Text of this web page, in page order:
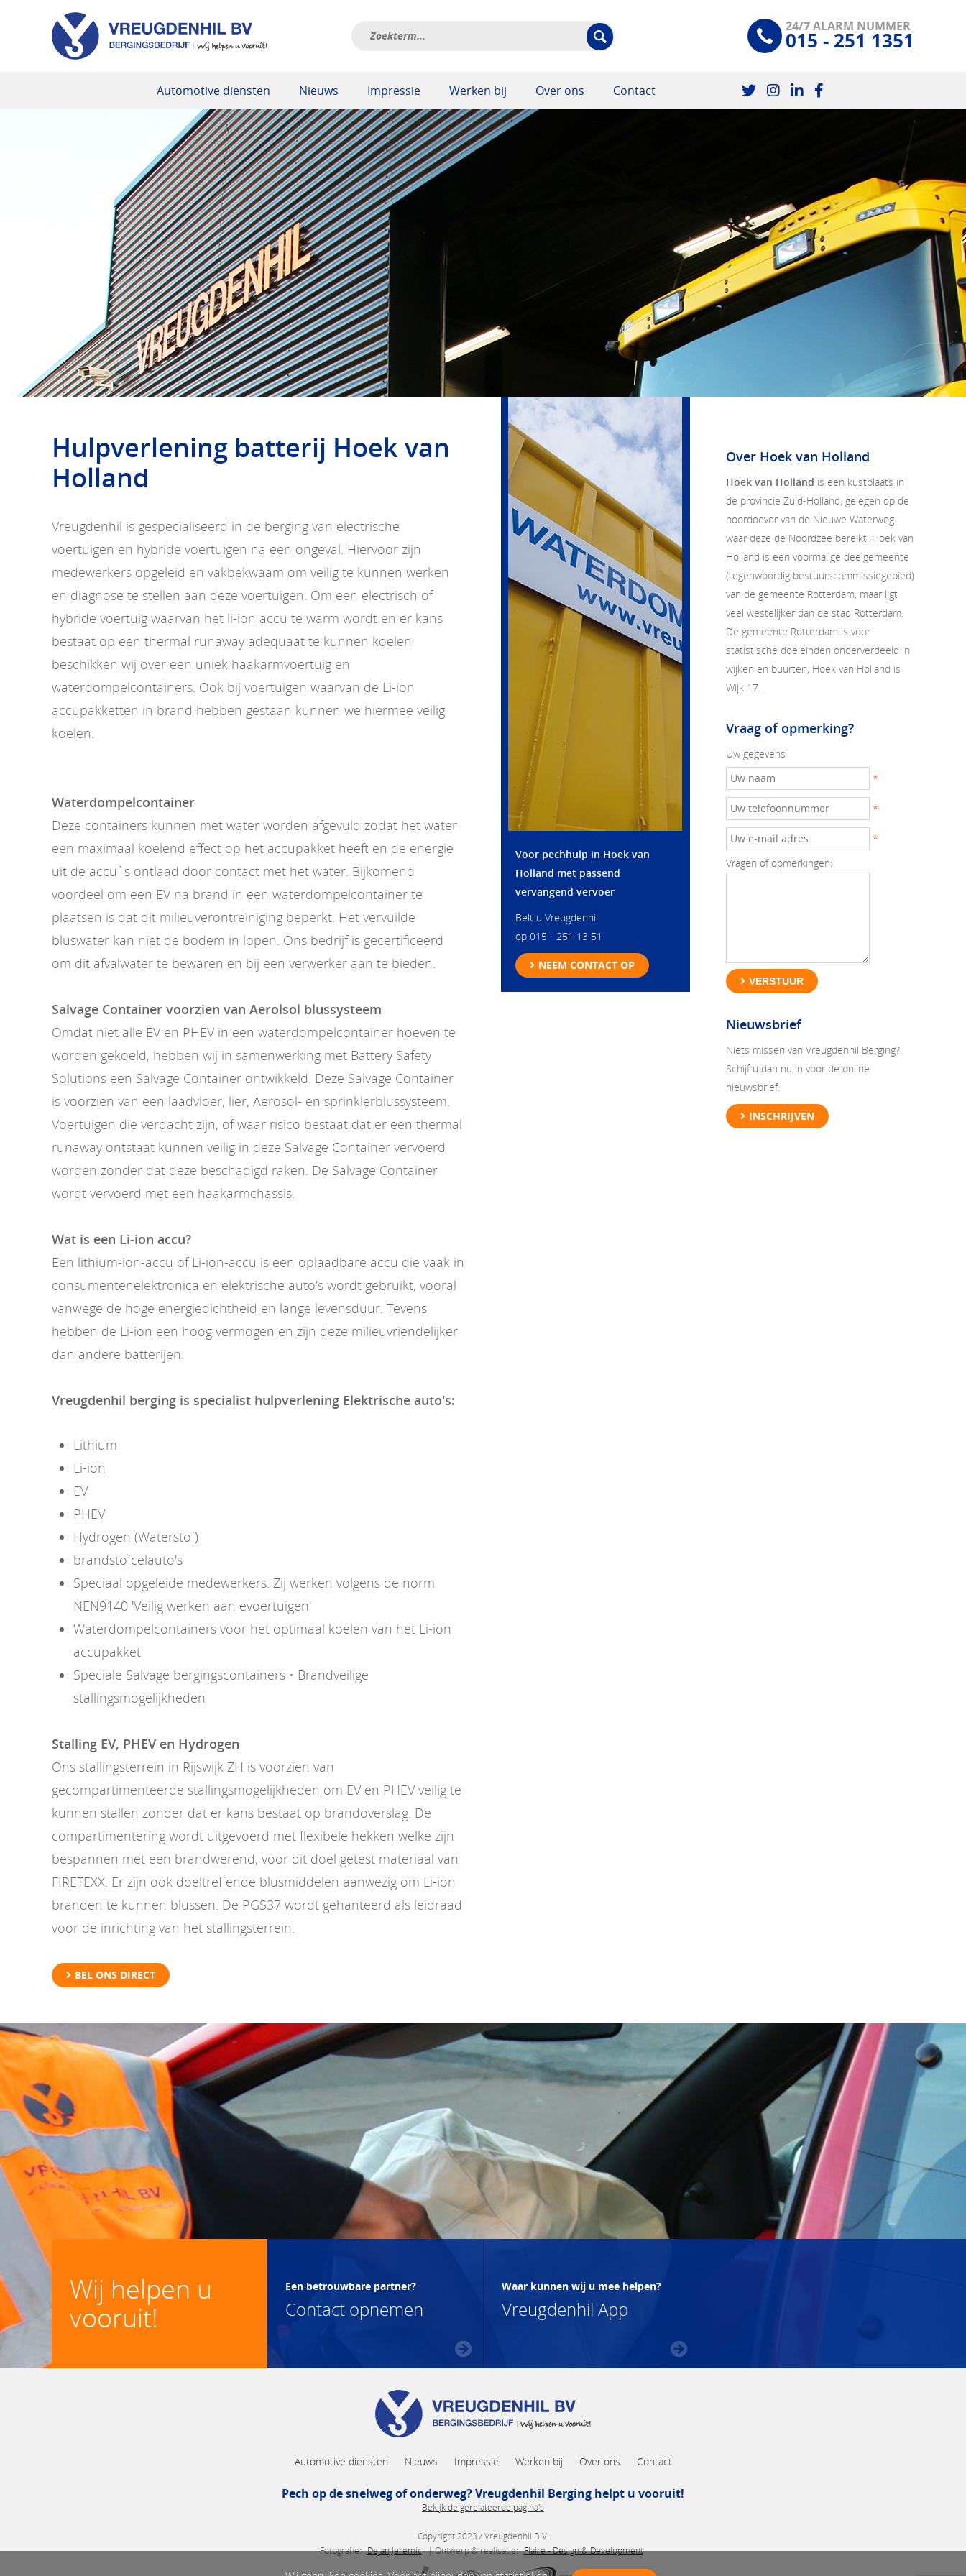
24/7 ALARM NUMMER
015 - 251 1351
Automotive diensten Nieuws Impressie Werken bij Over ons Contact
Hulpverlening batterij Hoek van
Holland
Vreugdenhil is gespecialiseerd in de berging van electrische
voertuigen en hybride voertuigen na een ongeval. Hiervoor zijn
medewerkers opgeleid en vakbekwaam om veilig te kunnen werken
en diagnose te stellen aan deze voertuigen. Om een electrisch of
hybride voertuig waarvan het li-ion accu te warm wordt en er kans
bestaat op een thermal runaway adequaat te kunnen koelen
beschikken wij over een uniek haakarmvoertuig en
waterdompelcontainers. Ook bij voertuigen waarvan de Li-ion
accupakketten in brand hebben gestaan kunnen we hiermee veilig
koelen.
Waterdompelcontainer
Deze containers kunnen met water worden afgevuld zodat het water
een maximaal koelend effect op het accupakket heeft en de energie
uit de accu`s ontlaad door contact met het water. Bijkomend
voordeel om een EV na brand in een waterdompelcontainer te
plaatsen is dat dit milieuverontreiniging beperkt. Het vervuilde
bluswater kan niet de bodem in lopen. Ons bedrijf is gecertificeerd
om dit afvalwater te bewaren en bij een verwerker aan te bieden.
Salvage Container voorzien van Aerolsol blussysteem
Omdat niet alle EV en PHEV in een waterdompelcontainer hoeven te
worden gekoeld, hebben wij in samenwerking met Battery Safety
Solutions een Salvage Container ontwikkeld. Deze Salvage Container
is voorzien van een laadvloer, lier, Aerosol- en sprinklerblussysteem.
Voertuigen die verdacht zijn, of waar risico bestaat dat er een thermal
runaway ontstaat kunnen veilig in deze Salvage Container vervoerd
worden zonder dat deze beschadigd raken. De Salvage Container
wordt vervoerd met een haakarmchassis.
Wat is een Li-ion accu?
Een lithium-ion-accu of Li-ion-accu is een oplaadbare accu die vaak in
consumentenelektronica en elektrische auto's wordt gebruikt, vooral
vanwege de hoge energiedichtheid en lange levensduur. Tevens
hebben de Li-ion een hoog vermogen en zijn deze milieuvriendelijker
dan andere batterijen.
Vreugdenhil berging is specialist hulpverlening Elektrische auto's:
Lithium
Li-ion
EV
PHEV
Hydrogen (Waterstof)
brandstofcelauto's
Speciaal opgeleide medewerkers. Zij werken volgens de norm
NEN9140 'Veilig werken aan evoertuigen'
Waterdompelcontainers voor het optimaal koelen van het Li-ion
accupakket
Speciale Salvage bergingscontainers • Brandveilige
stallingsmogelijkheden
Stalling EV, PHEV en Hydrogen
Ons stallingsterrein in Rijswijk ZH is voorzien van
gecompartimenteerde stallingsmogelijkheden om EV en PHEV veilig te
kunnen stallen zonder dat er kans bestaat op brandoverslag. De
compartimentering wordt uitgevoerd met flexibele hekken welke zijn
bespannen met een brandwerend, voor dit doel getest materiaal van
FIRETEXX. Er zijn ook doeltreffende blusmiddelen aanwezig om Li-ion
branden te kunnen blussen. De PGS37 wordt gehanteerd als leidraad
voor de inrichting van het stallingsterrein.
BEL ONS DIRECT
Voor pechhulp in Hoek van
Holland met passend
vervangend vervoer
Belt u Vreugdenhil
op 015 - 251 13 51
NEEM CONTACT OP
Over Hoek van Holland
Hoek van Holland is een kustplaats in
de provincie Zuid-Holland, gelegen op de
noordoever van de Nieuwe Waterweg
waar deze de Noordzee bereikt. Hoek van
Holland is een voormalige deelgemeente
(tegenwoordig bestuurscommissiegebied)
van de gemeente Rotterdam, maar ligt
veel westelijker dan de stad Rotterdam.
De gemeente Rotterdam is voor
statistische doeleinden onderverdeeld in
wijken en buurten, Hoek van Holland is
Wijk 17.
Vraag of opmerking?
Uw gegevens
*
*
*
Vragen of opmerkingen:
VERSTUUR
Nieuwsbrief
Niets missen van Vreugdenhil Berging?
Schijf u dan nu in voor de online
nieuwsbrief.
INSCHRIJVEN
Wij helpen u
vooruit!
Een betrouwbare partner?
Contact opnemen
Waar kunnen wij u mee helpen?
Vreugdenhil App
Automotive diensten Nieuws Impressie Werken bij Over ons Contact
Pech op de snelweg of onderweg? Vreugdenhil Berging helpt u vooruit!
Bekijk de gerelateerde pagina's
Copyright 2023 / Vreugdenhil B.V.
Fotografie: Dejan Jeremic | Ontwerp & realisatie: Flaire - Design & Development